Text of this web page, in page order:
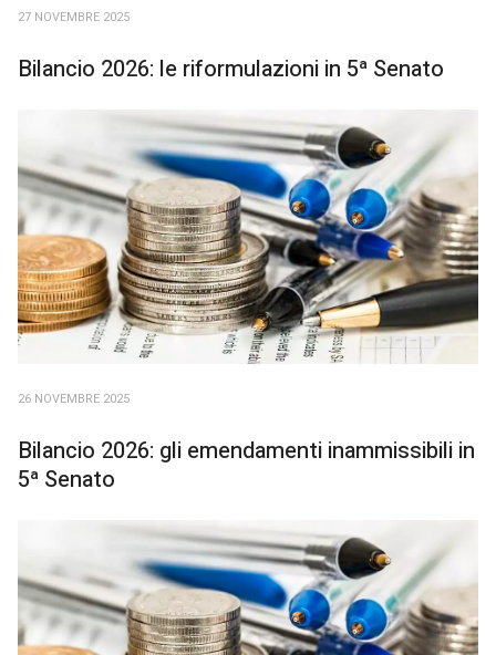
27 NOVEMBRE 2025
Bilancio 2026: le riformulazioni in 5ª Senato
26 NOVEMBRE 2025
Bilancio 2026: gli emendamenti inammissibili in
5ª Senato